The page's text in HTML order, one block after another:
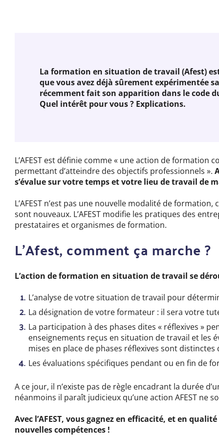
La formation en situation de travail (Afest)
que vous avez déjà sûrement expérimentée
récemment fait son apparition dans le code
Quel intérêt pour vous ? Explications.
L’AFEST est définie comme « une action de
permettant d’atteindre des objectifs professionnels ».
s’évalue sur votre temps et votre lieu de travail de
L’AFEST n’est pas une nouvelle modalité de
sont nouveaux. L’AFEST modifie les pratiques des
prestataires et organismes de formation.
L’Afest, comment ça marche ?
L’action de formation en situation de travail se
L’analyse de votre situation de travail pour
La désignation de votre formateur : il sera votre
La participation à des phases dites « réflexives »
enseignements reçus en situation de travail et les
mises en place de phases réflexives sont
Les évaluations spécifiques pendant ou en fin de
A ce jour, il n’existe pas de règle encadrant la durée
néanmoins il paraît judicieux qu’une action AFEST ne
Avec l’AFEST, vous gagnez en efficacité, et en
nouvelles compétences !